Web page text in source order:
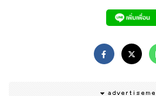
ท่ามกลางพลวัตทางการค้าและเศร